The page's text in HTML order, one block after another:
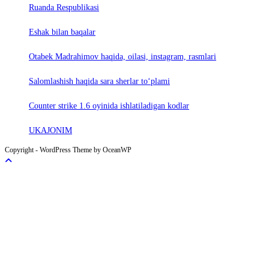
Ruanda Respublikasi
Eshak bilan baqalar
Otabek Madrahimov haqida, oilasi, instagram, rasmlari
Salomlashish haqida sara sherlar to‘plami
Counter strike 1.6 oyinida ishlatiladigan kodlar
UKAJONIM
Copyright - WordPress Theme by OceanWP